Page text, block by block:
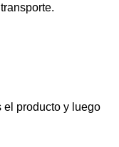
el producto y luego